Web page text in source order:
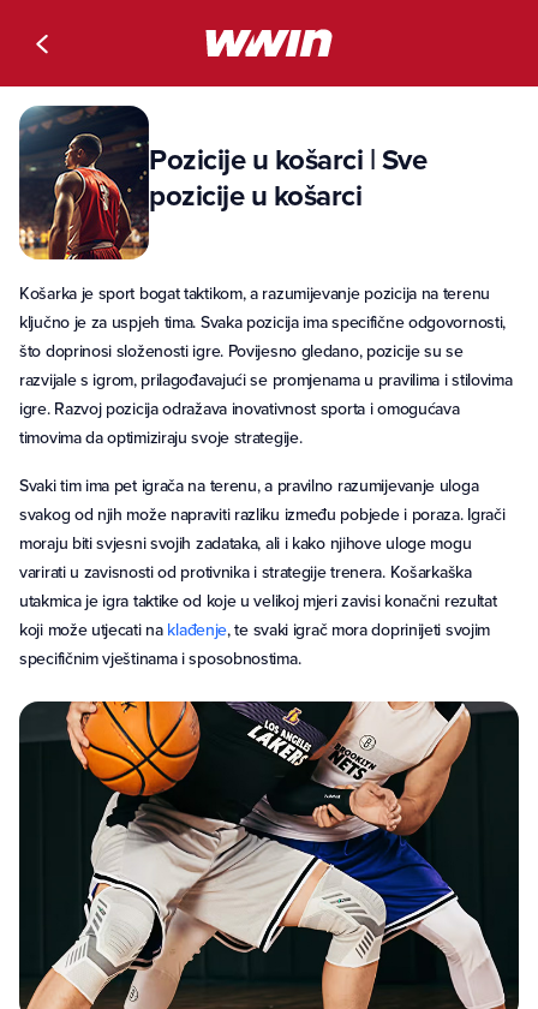
Pozicije u košarci | Sve
pozicije u košarci
Košarka je sport bogat taktikom, a razumijevanje pozicija na terenu
ključno je za uspjeh tima. Svaka pozicija ima specifične odgovornosti,
što doprinosi složenosti igre. Povijesno gledano, pozicije su se
razvijale s igrom, prilagođavajući se promjenama u pravilima i stilovima
igre. Razvoj pozicija odražava inovativnost sporta i omogućava
timovima da optimiziraju svoje strategije.
Svaki tim ima pet igrača na terenu, a pravilno razumijevanje uloga
svakog od njih može napraviti razliku između pobjede i poraza. Igrači
moraju biti svjesni svojih zadataka, ali i kako njihove uloge mogu
varirati u zavisnosti od protivnika i strategije trenera. Košarkaška
utakmica je igra taktike od koje u velikoj mjeri zavisi konačni rezultat
koji može utjecati na klađenje, te svaki igrač mora doprinijeti svojim
specifičnim vještinama i sposobnostima.